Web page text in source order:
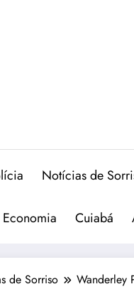
Notícias de
Economia Cuiabá
de Sorriso Wanderley